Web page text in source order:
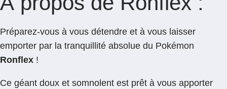
Préparez-vous à vous détendre et à vous laisser
emporter par la tranquillité absolue du Pokémon
Ronflex !
Ce géant doux et somnolent est prêt à vous apporter